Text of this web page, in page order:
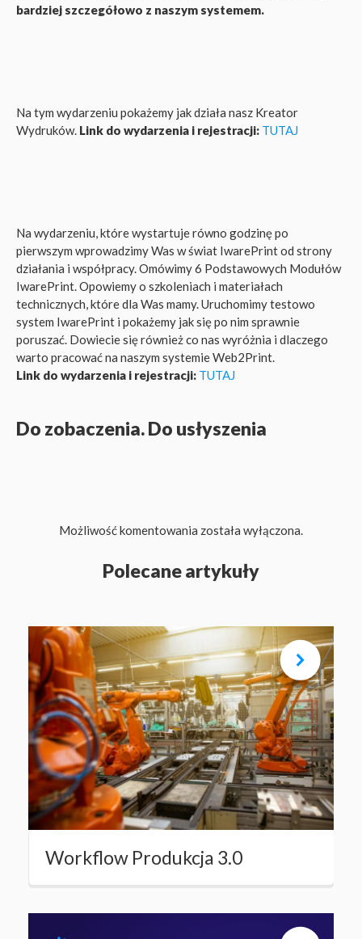
bardziej szczegółowo z naszym systemem.
Na tym wydarzeniu pokażemy jak działa nasz Kreator
Wydruków. Link do wydarzenia i rejestracji: TUTAJ
Na wydarzeniu, które wystartuje równo godzinę po
pierwszym wprowadzimy Was w świat IwarePrint od strony
działania i współpracy. Omówimy 6 Podstawowych Modułów
IwarePrint. Opowiemy o szkoleniach i materiałach
technicznych, które dla Was mamy. Uruchomimy testowo
system IwarePrint i pokażemy jak się po nim sprawnie
poruszać. Dowiecie się również co nas wyróżnia i dlaczego
warto pracować na naszym systemie Web2Print.
Link do wydarzenia i rejestracji: TUTAJ
Do zobaczenia. Do usłyszenia
Możliwość komentowania została wyłączona.
Polecane artykuły
Workflow Produkcja 3.0